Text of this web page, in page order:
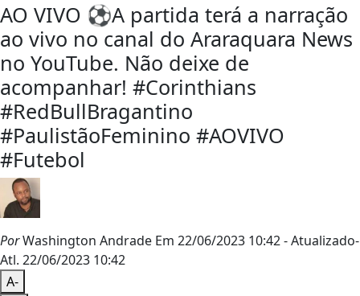
AO VIVO ⚽️A partida terá a narração
ao vivo no canal do Araraquara News
no YouTube. Não deixe de
acompanhar! #Corinthians
#RedBullBragantino
#PaulistãoFeminino #AOVIVO
#Futebol
PorWashington Andrade Em 22/06/2023 10:42- Atualizado-
Atl. 22/06/2023 10:42
A-